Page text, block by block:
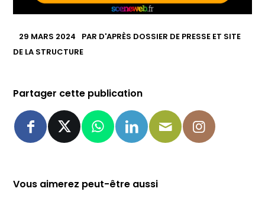
29 MARS 2024 PAR D'APRÈS DOSSIER DE PRESSE ET SITE
DE LA STRUCTURE
Partager cette publication
Vous aimerez peut-être aussi